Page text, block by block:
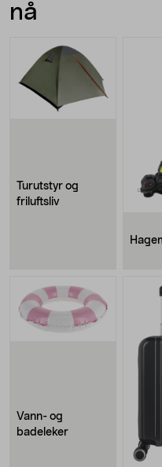
nå
Turutstyr og
friluftsliv
Vann- og
badeleker